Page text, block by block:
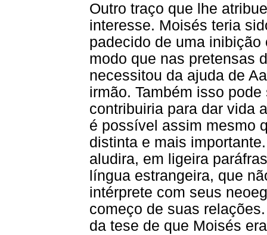
Outro traço que lhe
interesse. Moisés teria
padecido de uma
modo que nas pretensas
necessitou da ajuda de
irmão. Também isso
contribuiria para dar vida
é possível assim mesmo
distinta e mais
aludira, em ligeira
língua estrangeira, que
intérprete com seus
começo de suas
da tese de que Moisés